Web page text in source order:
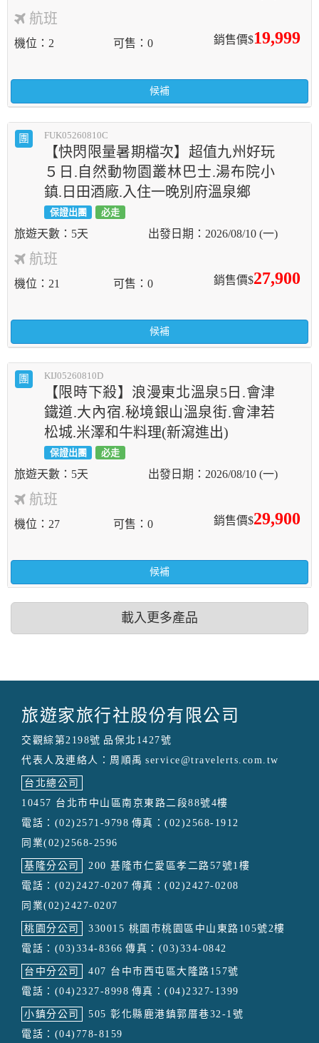
航班
銷售價$19,999
機位 2 可售 0
候補
團 FUK05260810C
【快閃限量暑期檔次】超值九州好玩
５日.自然動物園叢林巴士.湯布院小
鎮.日田酒廠.入住一晚別府溫泉鄉
保證出團 必走
5天 2026/08/10 (一)
航班
銷售價$27,900
機位 21 可售 0
候補
團 KIJ05260810D
【限時下殺】浪漫東北溫泉5日.會津
鐵道.大內宿.秘境銀山溫泉街.會津若
松城.米澤和牛料理(新瀉進出)
保證出團 必走
5天 2026/08/10 (一)
航班
銷售價$29,900
機位 27 可售 0
候補
載入更多產品
旅遊家旅行社股份有限公司
交觀綜第2198號 品保北1427號
代表人及連絡人：周順禹 service@travelerts.com.tw
台北總公司
10457 台北市中山區南京東路二段88號4樓
電話：(02)2571-9798 傳真：(02)2568-1912
同業(02)2568-2596
基隆分公司
200 基隆市仁愛區孝二路57號1樓
電話：(02)2427-0207 傳真：(02)2427-0208
同業(02)2427-0207
桃園分公司
330015 桃園市桃園區中山東路105號2樓
電話：(03)334-8366 傳真：(03)334-0842
台中分公司
407 台中市西屯區大隆路157號
電話：(04)2327-8998 傳真：(04)2327-1399
小鎮分公司
505 彰化縣鹿港鎮郭厝巷32-1號
電話：(04)778-8159